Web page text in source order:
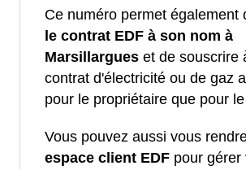
Ce numéro permet également
le contrat EDF à son nom à
Marsillargues et de souscrire
contrat d'électricité ou de gaz
pour le propriétaire que pour
Vous pouvez aussi vous
espace client EDF pour gérer